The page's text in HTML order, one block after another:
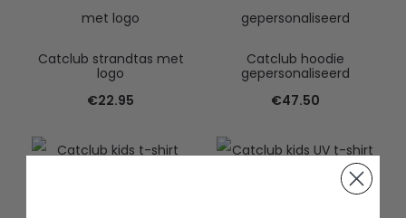
Catclub strandtas met
logo
€22.95
Catclub hoodie
gepersonaliseerd
€47.50